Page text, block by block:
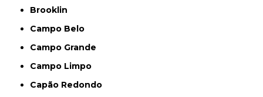
Brooklin
Campo Belo
Campo Grande
Campo Limpo
Capão Redondo